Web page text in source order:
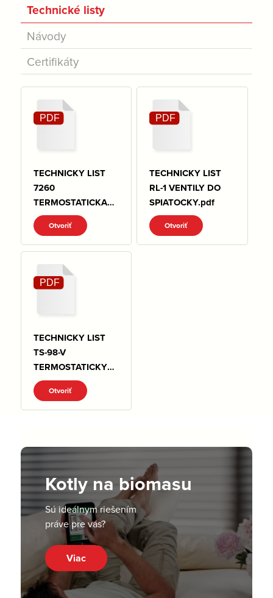
Technické listy
Návody
Certifikáty
TECHNICKY LIST
7260
TERMOSTATICKA
HLAVICA
KLASIK.pdf
Otvoriť
TECHNICKY LIST
RL-1 VENTILY DO
SPIATOCKY.pdf
Otvoriť
TECHNICKY LIST
TS-98-V
TERMOSTATICKY
VENTIL .pdf
Otvoriť
Kotly na biomasu
Sú ideálnym riešením
práve pre vás?
Viac